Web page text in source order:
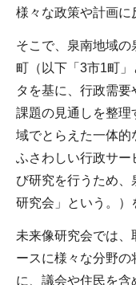
様々な政策や計画に
そこで、泉南地域の
町（以下「3市1町
タを基に、行政需
課題の見通しを整
域でとらえた一体的
ふさわしい行政サー
び研究を行うため
研究会」という。）
未来像研究会では
ースに様々な分野の
に、議会や住民を含